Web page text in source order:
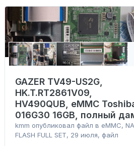
GAZER TV49-US2G,
HK.T.RT2861V09,
HV490QUB, eMMC
016G30 16GB, полный
kmm опубликовал файл в eMMC,
FLASH FULL SET, 29 июля, файл